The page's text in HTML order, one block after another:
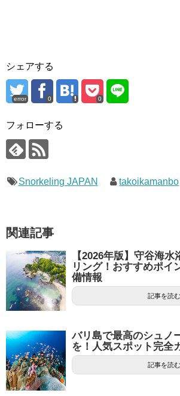
シェアする
error 0 0
フォローする
Snorkeling JAPAN takoikamanbo
関連記事
【2026年版】守谷海
リング！おすすめポイ
備情報
記事を読む
バリ島で最高のシュノ
を！人気スポット完全
記事を読む